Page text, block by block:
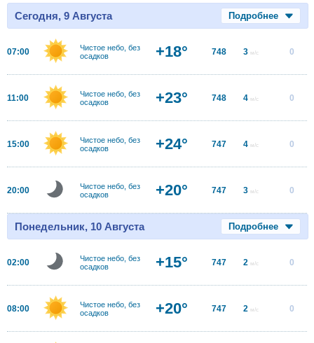
Сегодня, 9 Августа Подробнее
07:00
Чистое небо, без
осадков
+18° 748 3 м/с 0
11:00
Чистое небо, без
осадков
+23° 748 4 м/с 0
15:00
Чистое небо, без
осадков
+24° 747 4 м/с 0
20:00
Чистое небо, без
осадков
+20° 747 3 м/с 0
Понедельник, 10 Августа Подробнее
02:00
Чистое небо, без
осадков
+15° 747 2 м/с 0
08:00
Чистое небо, без
осадков
+20° 747 2 м/с 0